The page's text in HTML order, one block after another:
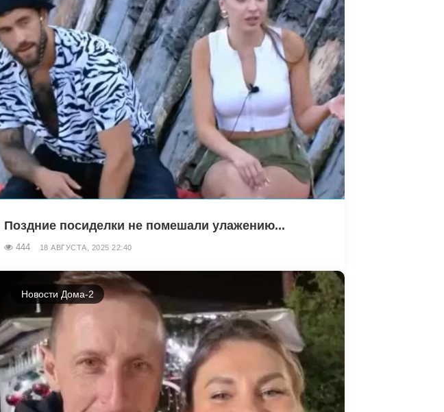
Поздние посиделки не помешали улажению...
444 18 АВГУСТА, 2025 22:40
Новости Дома-2